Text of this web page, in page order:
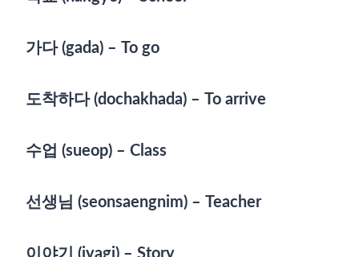
가다 (gada) – To go
도착하다 (dochakhada) – To arrive
수업 (sueop) – Class
선생님 (seonsaengnim) – Teacher
이야기 (iyagi) – Story